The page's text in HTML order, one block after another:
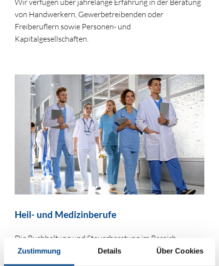
Zustimmung Details Über Cookies
Wir verfügen über jahrelange Erfahrung in der Beratung
von Handwerkern, Gewerbetreibenden oder
Freiberuflern sowie Personen- und
Kapitalgesellschaften.
Heil- und Medizinberufe
Die Buchhaltung und Steuerberatung im Bereich
Medizin und Pflege erfordern besondere Kenntnisse und
spezielle Erfahrung.